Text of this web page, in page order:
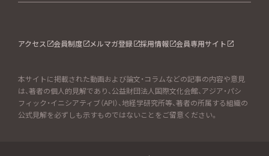
アクセス 会員制度 メルマガ登録 採用情報 会員専用サイト
本サイトに掲載された動画および論文・コラムなどの記事の内容や意見
は、著者の個人的見解であり、公益財団法人国際文化会館、アジア・パシ
フィック・イニシアティブ（API）、地経学研究所等、著者の所属する組織の
公式見解を必ずしも示すものではないことをご留意ください。